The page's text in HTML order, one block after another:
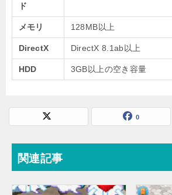
ド
メモリ 128MB以上
DirectX DirectX 8.1ab以上
HDD 3GB以上の空き容量
0
関連記事